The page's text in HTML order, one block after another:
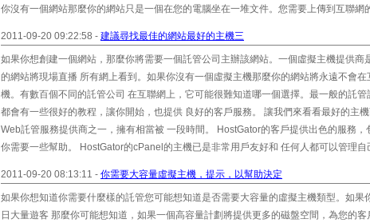
你沒有一個網站那麼你的網站只是一個在您的電腦坐在一堆文件。您需要上傳到互聯網
2011-09-20 09:22:58 - 建議尋找最佳的網站最好的主機三
如果你想創建一個網站，那麼你將需要一個託管公司主辦該網站。一個虛擬主機提供
的網站將現場直播 所有網上看到。如果你沒有一個虛擬主機那麼你的網站將永遠不會
機。有數百個不同的託管公司 在互聯網上，它可能很難知道哪一個選擇。最一般的託
都會有一些很好的教程，讓你開始，也提供 良好的客戶服務。 讓我們來看看最好的主
Web託管服務提供商之一，擁有相當被 一段時間。 HostGator的客戶提供出色的服務
你需要一些幫助。 HostGator的cPanel的主機已是非常用戶友好和 任何人都可以管理自
2011-09-20 08:13:11 - 你需要大容量虛擬主機，提示，以幫助決定
如果你想知道你需要什麼樣的託管您可能想知道是否需要大容量的虛擬主機類型。如
日大量遊客 那麼你可能想知道，如果一個高容量計劃將提供更多的磁盤空間，為您的